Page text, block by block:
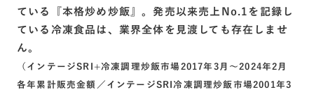
ている『本格炒め炒飯』。発売以来売上No.1を記録し
ている冷凍食品は、業界全体を見渡しても存在しませ
ん。
（インテージSRI+冷凍調理炒飯市場2017年3月〜2024年2月
各年累計販売金額／インテージSRI冷凍調理炒飯市場2001年3